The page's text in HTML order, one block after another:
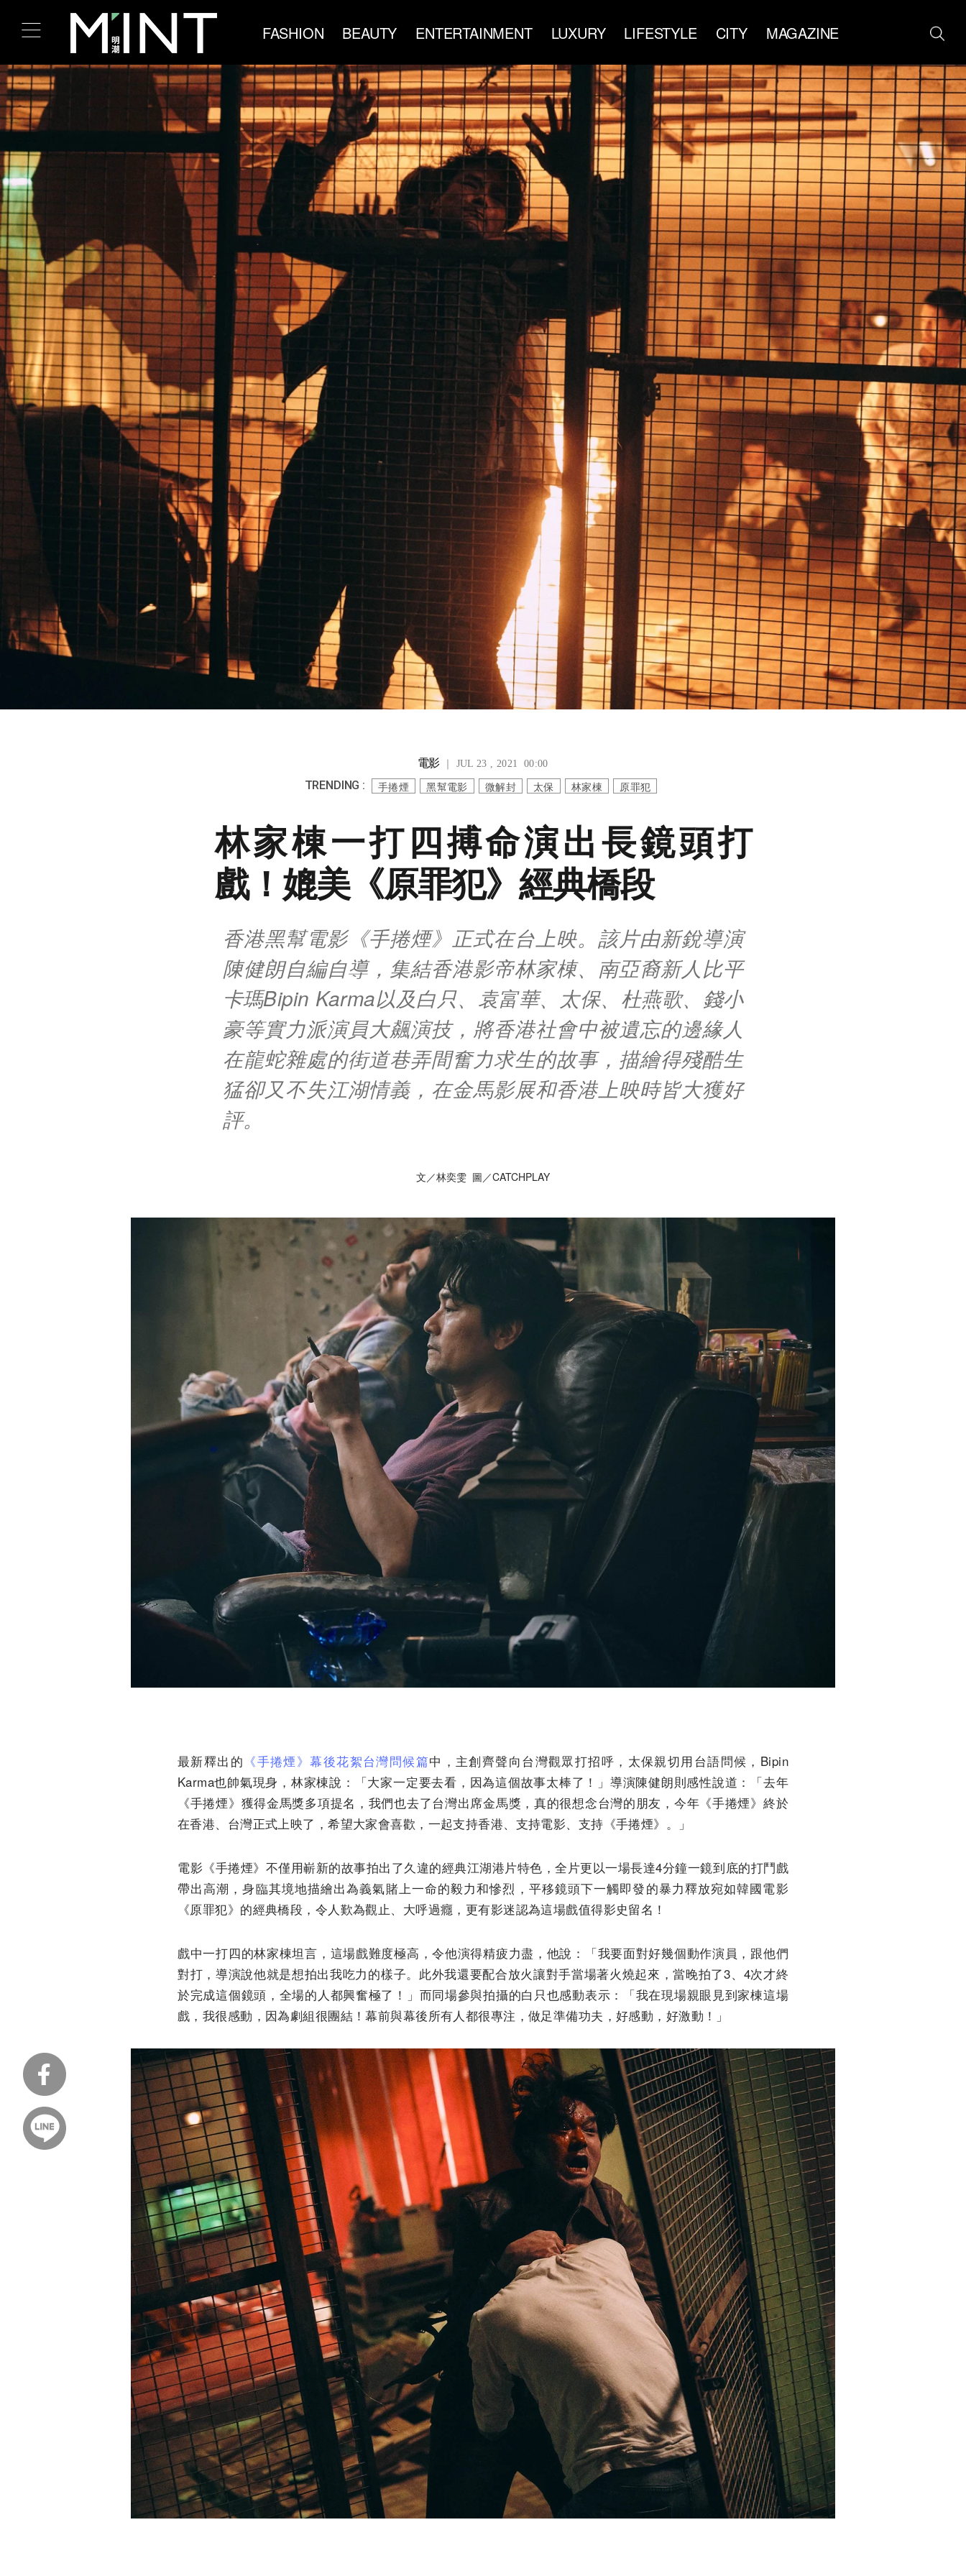
FASHION BEAUTY ENTERTAINMENT LUXURY LIFESTYLE CITY MAGAZINE
電影｜ JUL 23 , 2021 00:00
TRENDING : 手捲煙 黑幫電影 微解封 太保 林家棟 原罪犯
林家棟一打四搏命演出長鏡頭打
戲！媲美《原罪犯》經典橋段
香港黑幫電影《手捲煙》正式在台上映。該片由新銳導演
陳健朗自編自導，集結香港影帝林家棟、南亞裔新人比平
卡瑪Bipin Karma以及白只、袁富華、太保、杜燕歌、錢小
豪等實力派演員大飆演技，將香港社會中被遺忘的邊緣人
在龍蛇雜處的街道巷弄間奮力求生的故事，描繪得殘酷生
猛卻又不失江湖情義，在金馬影展和香港上映時皆大獲好
評。
文／林奕雯 圖／CATCHPLAY
最新釋出的 《手捲煙》幕後花絮台灣問候篇中，主創齊聲向台灣觀眾打招呼，太保親切用台語問候，Bipin
Karma也帥氣現身，林家棟說：「大家一定要去看，因為這個故事太棒了！」導演陳健朗則感性說道：「去年
《手捲煙》獲得金馬獎多項提名，我們也去了台灣出席金馬獎，真的很想念台灣的朋友，今年《手捲煙》終於
在香港、台灣正式上映了，希望大家會喜歡，一起支持香港、支持電影、支持《手捲煙》。」
電影《手捲煙》不僅用嶄新的故事拍出了久違的經典江湖港片特色，全片更以一場長達4分鐘一鏡到底的打鬥戲
帶出高潮，身臨其境地描繪出為義氣賭上一命的毅力和慘烈，平移鏡頭下一觸即發的暴力釋放宛如韓國電影
《原罪犯》的經典橋段，令人歎為觀止、大呼過癮，更有影迷認為這場戲值得影史留名！
戲中一打四的林家棟坦言，這場戲難度極高，令他演得精疲力盡，他說：「我要面對好幾個動作演員，跟他們
對打，導演說他就是想拍出我吃力的樣子。此外我還要配合放火讓對手當場著火燒起來，當晚拍了3、4次才終
於完成這個鏡頭，全場的人都興奮極了！」而同場參與拍攝的白只也感動表示：「我在現場親眼見到家棟這場
戲，我很感動，因為劇組很團結！幕前與幕後所有人都很專注，做足準備功夫，好感動，好激動！」